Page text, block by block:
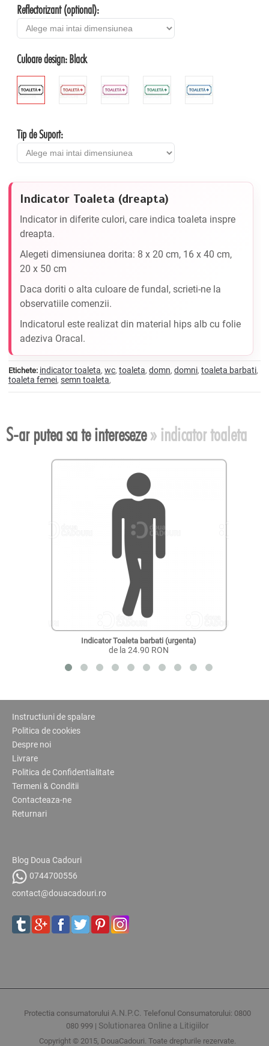
Reflectorizant (optional):
Culoare design:Black
Tip de Suport:
Indicator Toaleta (dreapta)
Indicator in diferite culori, care indica toaleta inspre
dreapta.
Alegeti dimensiunea dorita: 8 x 20 cm, 16 x 40 cm,
20 x 50 cm
Daca doriti o alta culoare de fundal, scrieti-ne la
observatiile comenzii.
Indicatorul este realizat din material hips alb cu folie
adeziva Oracal.
Etichete: indicator toaleta, wc, toaleta, domn, domni, toaleta barbati,
toaleta femei, semn toaleta,
S-ar putea sa te intereseze» indicator toaleta
Indicator Toaleta barbati (urgenta)
de la 24.90 RON
Instructiuni de spalare
Politica de cookies
Despre noi
Livrare
Politica de Confidentialitate
Termeni & Conditii
Contacteaza-ne
Returnari
Blog Doua Cadouri
0744700556
contact@douacadouri.ro
Protectia consumatorului A.N.P.C. Telefonul Consumatorului: 0800
080 999 | Solutionarea Online a Litigiilor
Copyright © 2015, DouaCadouri. Toate drepturile rezervate.